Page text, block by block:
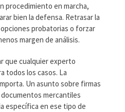
procedimiento en marcha,
bien la defensa. Retrasar la
probatorias o forzar
margen de análisis.
que cualquier experto
todos los casos. La
Un asunto sobre firmas
mercantiles
específica en ese tipo de